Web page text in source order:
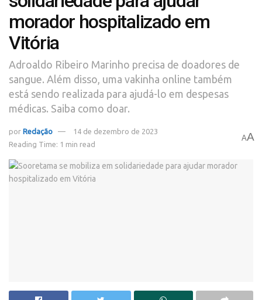
morador hospitalizado em
Vitória
Adroaldo Ribeiro Marinho precisa de doadores de
sangue. Além disso, uma vakinha online também
está sendo realizada para ajudá-lo em despesas
médicas. Saiba como doar.
por Redação
14 de dezembro de 2023
Reading Time: 1 min read
AA